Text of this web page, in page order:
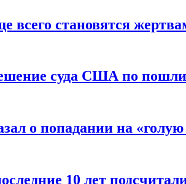
всего становятся
суда США по
о попадании на
10 лет